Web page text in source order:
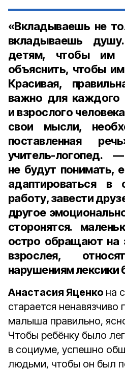
«Вкладываешь не
вкладываешь
детям, чтобы им
объяснить, чтобы
Красивая,
важно для каждого
и взрослого
свои мысли,
поставленная
учитель-логопед.
не будут понимать,
адаптироваться в
работу, завести
другое
сторонятся.
остро обращают на
взрослея,
нарушениям лексики
Анастасия Яценко на
старается ненавязчиво
малыша правильно,
Чтобы ребёнку было
в социуме, успешно
людьми, чтобы он был